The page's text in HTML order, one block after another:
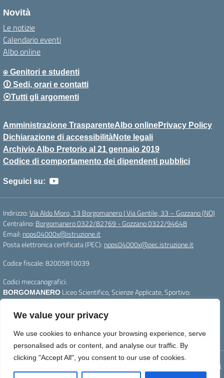
We value your privacy
We use cookies to enhance your browsing experience, serve
personalised ads or content, and analyse our traffic. By
clicking "Accept All", you consent to our use of cookies.
Novità
Le notizie
Calendario eventi
Albo online
⍟ Genitori e studenti
🛈 Sedi, orari e contatti
⦿Tutti gli argomenti
Amministrazione TrasparenteAlbo onlinePrivacy Policy
Dichiarazione di accessibilitàNote legali
Archivio Albo Pretorio al 21 gennaio 2019
Codice di comportamento dei dipendenti pubblici
Seguici su:
Indirizzo:Via Aldo Moro, 13 Borgomanero | Via Gentile, 33 – Gozzano (NO)
Centralino: Borgomanero 0322/82769 - Gozzano 0322/94648
Email: nops04000x@istruzione.it
Posta elettronica certificata (PEC): nops04000x@pec.istruzione.it
Codice fiscale: 82005810039
Codici meccanografici:
BORGOMANERO Liceo Scientifico, Scienze Applicate, Sportivo:
GOZZANOLiceo Linguistico e Scienze Umane :
pagina premere CTRL+F5
Concept & Design by Designers Italia